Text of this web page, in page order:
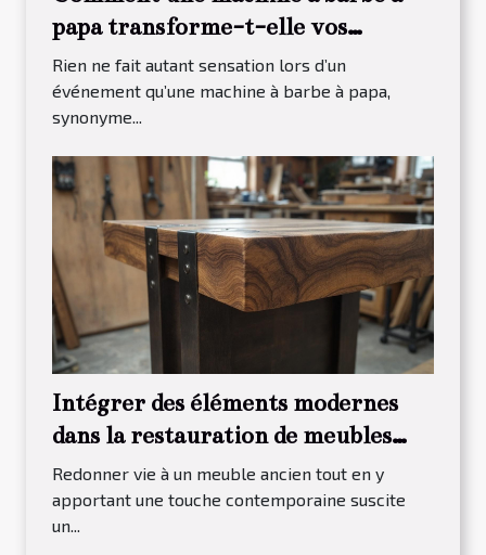
papa transforme-t-elle vos
événements ?
Rien ne fait autant sensation lors d’un
événement qu’une machine à barbe à papa,
synonyme...
Intégrer des éléments modernes
dans la restauration de meubles
traditionnels
Redonner vie à un meuble ancien tout en y
apportant une touche contemporaine suscite
un...